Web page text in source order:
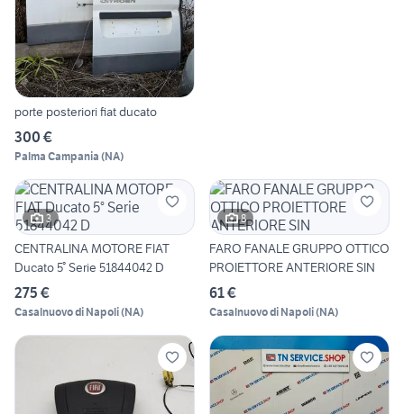
porte posteriori fiat ducato
300 €
Palma Campania (NA)
3
CENTRALINA MOTORE FIAT
Ducato 5° Serie 51844042 D
275 €
Casalnuovo di Napoli(NA)
8
FARO FANALE GRUPPO OTTICO
PROIETTORE ANTERIORE SIN
61 €
Casalnuovo di Napoli(NA)